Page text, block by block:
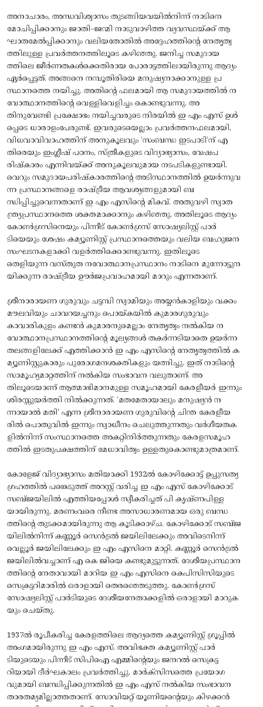
അനാചാരം, അന്ധവിശ്വാസം തുടങ്ങിയവയിൽനിന്ന് നാടിനെ
മോചിപ്പിക്കാനും ജാതി–ജന്മി നാടുവാഴിത്ത വ്യവസ്ഥയ്ക്ക് ആ
ഘാതമേൽപ്പിക്കാനും വലിയതോതിൽ അദ്ദേഹത്തിന്റെ നേതൃത്വ
ത്തിലുള്ള പ്രവർത്തനത്തിലൂടെ കഴിഞ്ഞു. ജനിച്ച സമുദായ
ത്തിലെ ജീർണതകൾക്കെതിരായ പോരാട്ടത്തിലായിരുന്നു ആദ്യം
ഏർപ്പെട്ടത്. അങ്ങനെ നമ്പൂതിരിയെ മനുഷ്യനാക്കാനുള്ള പ്ര
സ്ഥാനത്തെ നയിച്ചു. അതിന്റെ ഫലമായി ആ സമുദായത്തിൽ ന
വോത്ഥാനത്തിന്റെ വെള്ളിവെളിച്ചം കൊണ്ടുവന്നു. അ
തിനുവേണ്ടി പ്രക്ഷോഭം നയിച്ചവരുടെ നിരയിൽ ഇ എം എസ് ഉൾ
പ്പെടെ ധാരാളംപേരുണ്ട്. ഇവരുടെയെല്ലാം പ്രവർത്തനഫലമായി,
വിധവാവിവാഹത്തിന് അനുകൂലവും ‘സംബന്ധ ഇടപാടി’ന് എ
തിരെയും ഇംഗ്ലീഷ് പഠനം, സ്ത്രീകളുടെ വിദ്യാഭ്യാസം, വേഷപ
രിഷ്കാരം എന്നിവയ്‌ക്ക്‌ അനുകൂലവുമായ നടപടികളുണ്ടായി.
വെറും സമുദായപരിഷ്കാരത്തിന്റെ അടിസ്ഥാനത്തിൽ ഉയർന്നുവ
ന്ന പ്രസ്ഥാനങ്ങളെ രാഷ്ട്രീയ ആവശ്യങ്ങളുമായി ബ
ന്ധിപ്പിച്ചുവെന്നതാണ് ഇ എം എസിന്റെ മികവ്. അതുവഴി സ്വാത
ന്ത്ര്യപ്രസ്ഥാനത്തെ ശക്തമാക്കാനും കഴിഞ്ഞു. അതിലൂടെ ആദ്യം
കോൺഗ്രസിനെയും പിന്നീട് കോൺഗ്രസ് സോഷ്യലിസ്റ്റ് പാർ
ടിയെയും ശേഷം കമ്യൂണിസ്റ്റ് പ്രസ്ഥാനത്തെയും വലിയ ബഹുജന
സംഘടനകളാക്കി വളർത്തിക്കൊണ്ടുവന്നു. ഇതിലൂടെ
തെളിയുന്ന വസ്തുത നവോത്ഥാനപ്രസ്ഥാനം നാടിനെ മുന്നോട്ടുന
യിക്കുന്ന രാഷ്ട്രീയ ഊർജപ്രവാഹമായി മാറും എന്നതാണ്.
ശ്രീനാരായണ ഗുരുവും ചട്ടമ്പി സ്വാമിയും അയ്യൻകാളിയും വക്കം
മൗലവിയും ചാവറയച്ചനും പൊയ്കയിൽ കുമാരഗുരുവും
കാവാരികുളം കണ്ടൻ കുമാരനുമെല്ലാം നേതൃത്വം നൽകിയ ന
വോത്ഥാനപ്രസ്ഥാനത്തിന്റെ മൂല്യങ്ങൾ തകർന്നടിയാതെ ഉയർന്ന
തലങ്ങളിലേക്ക് എത്തിക്കാൻ ഇ എം എസിന്റെ നേതൃത്വത്തിൽ ക
മ്യൂണിസ്റ്റുകാരും പുരോഗമനശക്തികളും യത്നിച്ചു. ഇത് നാടിന്റെ
സാമൂഹ്യമാറ്റത്തിന് നൽകിയ സംഭാവന വലുതാണ്. അ
തിലൂടെയാണ് ആത്മാഭിമാനമുള്ള സമൂഹമായി കേരളീയർ ഇന്നും
ശിരസ്സുയർത്തി നിൽക്കുന്നത്. ‘മതമേതായാലും മനുഷ്യൻ ന
ന്നായാൽ മതി' എന്ന ശ്രീനാരായണ ഗുരുവിന്റെ ചിന്ത കേരളീയ
രിൽ പൊതുവിൽ ഇന്നും സ്വാധീനം ചെലുത്തുന്നതും വർഗീയതക
ളിൽനിന്ന് സംസ്ഥാനത്തെ അകറ്റിനിർത്തുന്നതും കേരളസമൂഹ
ത്തിൽ ഇടതുപക്ഷത്തിന് മേധാവിത്വം ഉള്ളതുകൊണ്ടുമാത്രമാണ്.
കോളേജ് വിദ്യാഭ്യാസം മതിയാക്കി 1932ൽ കോഴിക്കോട്ട്‌ ഉപ്പുസത്യ
ഗ്രഹത്തിൽ പങ്കെടുത്ത് അറസ്റ്റ് വരിച്ച ഇ എം എസ് കോഴിക്കോട്
സബ്ജയിലിൽ എത്തിയപ്പോൾ സ്വീകരിച്ചത് പി കൃഷ്ണപിള്ള
യായിരുന്നു. മരണംവരെ നീണ്ട അസാധാരണമായ ഒരു ബന്ധ
ത്തിന്റെ തുടക്കമായിരുന്നു ആ കൂടിക്കാഴ്ച. കോഴിക്കോട് സബ്ജ
യിലിൽനിന്ന് കണ്ണൂർ സെൻട്രൽ ജയിലിലേക്കും അവിടെനിന്ന്
വെല്ലൂർ ജയിലിലേക്കും ഇ എം എസിനെ മാറ്റി. കണ്ണൂർ സെൻട്രൽ
ജയിലിൽവച്ചാണ് എ കെ ജിയെ കണ്ടുമുട്ടുന്നത്. ദേശീയപ്രസ്ഥാന
ത്തിന്റെ നേതാവായി മാറിയ ഇ എം എസിനെ കെപിസിസിയുടെ
സെക്രട്ടറിമാരിൽ ഒരാളായി തെരഞ്ഞെടുത്തു. കോൺഗ്രസ്
സോഷ്യലിസ്റ്റ് പാർടിയുടെ ദേശീയനേതാക്കളിൽ ഒരാളായി മാറുക
യും ചെയ്തു.
1937ൽ രൂപീകരിച്ച കേരളത്തിലെ ആദ്യത്തെ കമ്യൂണിസ്റ്റ് ഗ്രൂപ്പിൽ
അംഗമായിരുന്നു ഇ എം എസ്. അവിഭക്ത കമ്യൂണിസ്റ്റ് പാർ
ടിയുടെയും പിന്നീട് സിപിഐ എമ്മിന്റെയും ജനറൽ സെക്രട്ട
റിയായി ദീർഘകാലം പ്രവർത്തിച്ചു. മാർക്സിസത്തെ പ്രയോഗ
വുമായി ബന്ധിപ്പിക്കുന്നതിൽ ഇ എം എസ് നൽകിയ സംഭാവന
താരതമ്യമില്ലാത്തതാണ്. സോവിയറ്റ് യൂണിയന്റെയും കിഴക്കൻ